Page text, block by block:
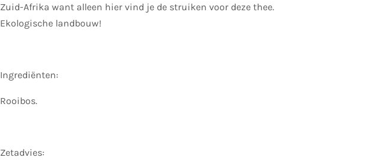
Zuid-Afrika want alleen hier vind je de struiken voor deze thee.
Ekologische landbouw!
Ingrediënten:
Rooibos.
Zetadvies: